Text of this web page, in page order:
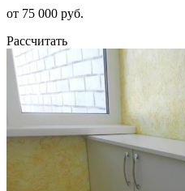
от 75 000 руб.
Рассчитать